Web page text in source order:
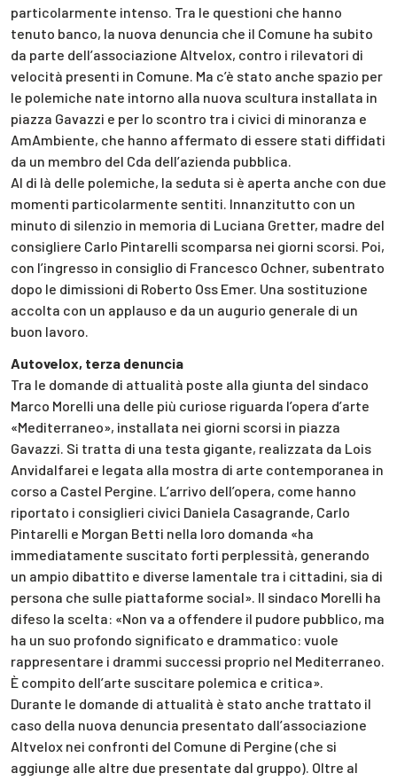
particolarmente intenso. Tra le questioni che hanno
tenuto banco, la nuova denuncia che il Comune ha subito
da parte dell’associazione Altvelox, contro i rilevatori di
velocità presenti in Comune. Ma c’è stato anche spazio per
le polemiche nate intorno alla nuova scultura installata in
piazza Gavazzi e per lo scontro tra i civici di minoranza e
AmAmbiente, che hanno affermato di essere stati diffidati
da un membro del Cda dell’azienda pubblica.
Al di là delle polemiche, la seduta si è aperta anche con due
momenti particolarmente sentiti. Innanzitutto con un
minuto di silenzio in memoria di Luciana Gretter, madre del
consigliere Carlo Pintarelli scomparsa nei giorni scorsi. Poi,
con l’ingresso in consiglio di Francesco Ochner, subentrato
dopo le dimissioni di Roberto Oss Emer. Una sostituzione
accolta con un applauso e da un augurio generale di un
buon lavoro.
Autovelox, terza denuncia
Tra le domande di attualità poste alla giunta del sindaco
Marco Morelli una delle più curiose riguarda l’opera d’arte
«Mediterraneo», installata nei giorni scorsi in piazza
Gavazzi. Si tratta di una testa gigante, realizzata da Lois
Anvidalfarei e legata alla mostra di arte contemporanea in
corso a Castel Pergine. L’arrivo dell’opera, come hanno
riportato i consiglieri civici Daniela Casagrande, Carlo
Pintarelli e Morgan Betti nella loro domanda «ha
immediatamente suscitato forti perplessità, generando
un ampio dibattito e diverse lamentale tra i cittadini, sia di
persona che sulle piattaforme social». Il sindaco Morelli ha
difeso la scelta: «Non va a offendere il pudore pubblico, ma
ha un suo profondo significato e drammatico: vuole
rappresentare i drammi successi proprio nel Mediterraneo.
È compito dell’arte suscitare polemica e critica».
Durante le domande di attualità è stato anche trattato il
caso della nuova denuncia presentato dall’associazione
Altvelox nei confronti del Comune di Pergine (che si
aggiunge alle altre due presentate dal gruppo). Oltre al